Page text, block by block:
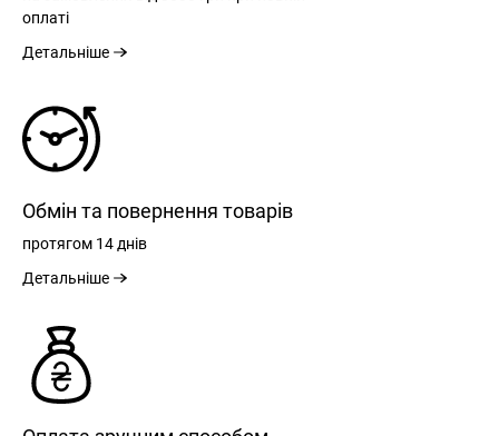
оплаті
Детальніше
Обмін та повернення товарів
протягом 14 днів
Детальніше